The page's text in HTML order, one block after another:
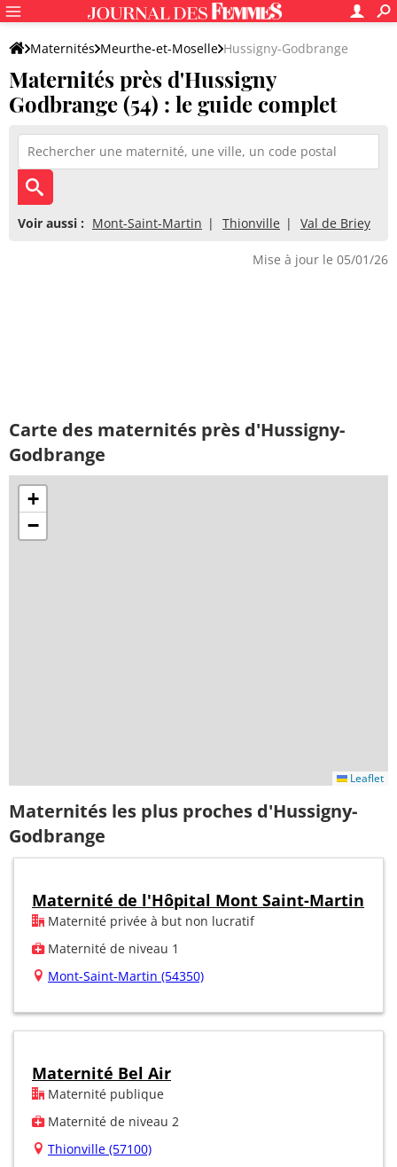
Maternités Meurthe-et-Moselle Hussigny-Godbrange
Maternités près d'Hussigny
Godbrange (54) : le guide complet
Voir aussi : Mont-Saint-Martin Thionville Val de Briey
Mise à jour le 05/01/26
Carte des maternités près d'Hussigny-
Godbrange
+
−
Leaflet
Maternités les plus proches d'Hussigny-
Godbrange
Maternité de l'Hôpital Mont Saint-Martin
Maternité privée à but non lucratif
Maternité de niveau 1
Mont-Saint-Martin (54350)
Maternité Bel Air
Maternité publique
Maternité de niveau 2
Thionville (57100)